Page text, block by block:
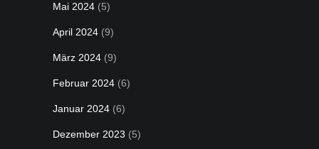
Mai 2024 (5)
April 2024 (9)
März 2024 (9)
Februar 2024 (6)
Januar 2024 (6)
Dezember 2023 (5)